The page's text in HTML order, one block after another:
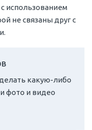
использованием
не связаны друг с
какую-либо
фото и видео